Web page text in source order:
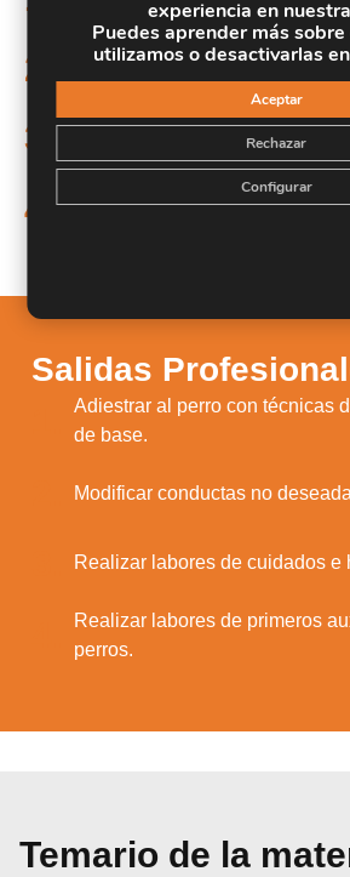
2. Modificar conductas no
3. Realizar labores de cuidados e
4.
Realizar labores de primeros
Salidas
Adiestrar al perro con técnicas
de base.
Modificar conductas no
Realizar labores de cuidados e
Realizar labores de primeros
perros.
Temario de la
experiencia en
Puedes aprender más
utilizamos o desactivarlas
Aceptar
Rechazar
Configurar